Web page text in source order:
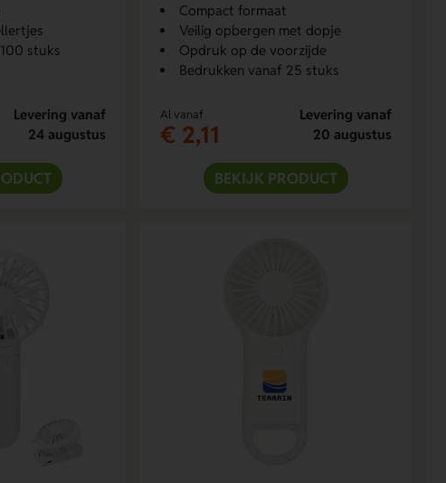
stuks
Levering vanaf
24 augustus
Compact formaat
Veilig opbergen met dopje
Opdruk op de voorzijde
Bedrukken vanaf 25 stuks
Al vanaf
€ 2,11
Levering vanaf
20 augustus
BEKIJK PRODUCT